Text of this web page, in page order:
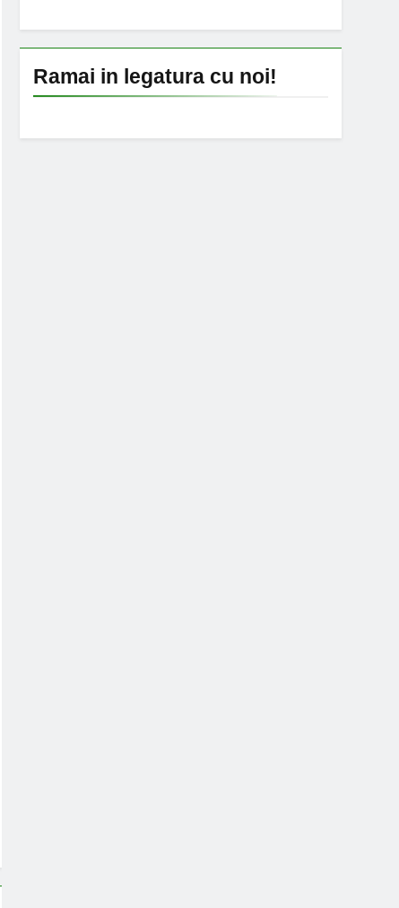
Ramai in legatura cu noi!